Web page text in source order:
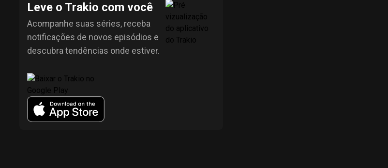
Leve o Trakio com você
Acompanhe suas séries, receba
notificações de novos episódios e
descubra tendências onde estiver.